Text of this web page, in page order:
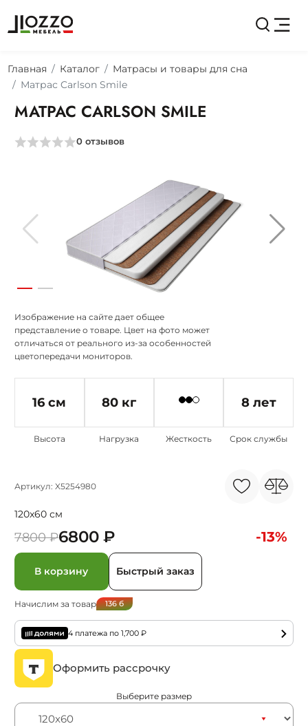
Главная Каталог
Матрасы и товары для сна
Матрас Carlson Smile
МАТРАС CARLSON SMILE
0 отзывов
16 см
Высота
80 кг
Нагрузка Жесткость
8 лет
Срок службы
Изображение на сайте дает общее
представление о товаре. Цвет на фото может
отличаться от реального из-за особенностей
цветопередачи мониторов.
Артикул: X5254980
120x60 см
7800 ₽6800 ₽ -13%
В корзину Быстрый заказ
Начислим за товар 136б
4 платежа по1,700 ₽
Оформить рассрочку
Выберите размер